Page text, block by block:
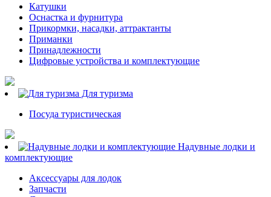
Катушки
Оснастка и фурнитура
Прикормки, насадки, аттрактанты
Приманки
Принадлежности
Цифровые устройства и комплектующие
Для туризма
Посуда туристическая
Надувные лодки и
комплектующие
Аксессуары для лодок
Запчасти